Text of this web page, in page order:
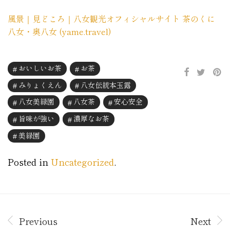
風景｜見どころ｜八女観光オフィシャルサイト 茶のくに
八女・奥八女 (yame.travel)
おいしいお茶
お茶
みりょくえん
八女伝統本玉露
八女美緑園
八女茶
安心安全
旨味が強い
濃厚なお茶
美緑園
Posted inUncategorized.
Previous Next